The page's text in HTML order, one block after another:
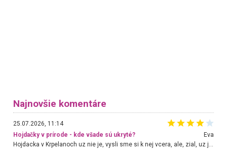
Najnovšie komentáre
25.07.2026, 11:14
Hojdačky v prírode - kde všade sú ukryté?
Eva
Hojdacka v Krpelanoch uz nie je, vysli sme si k nej vcera, ale, zial, uz je znicena. Ak sem planujete cestu len kvoli hojdacke, mozete si ju usetrit. Krasny vyhlad je tu vsak aj bez hojdacky :-)